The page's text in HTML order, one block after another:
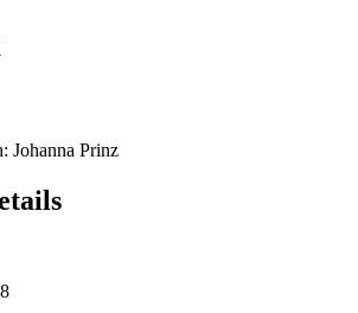
Johanna Prinz